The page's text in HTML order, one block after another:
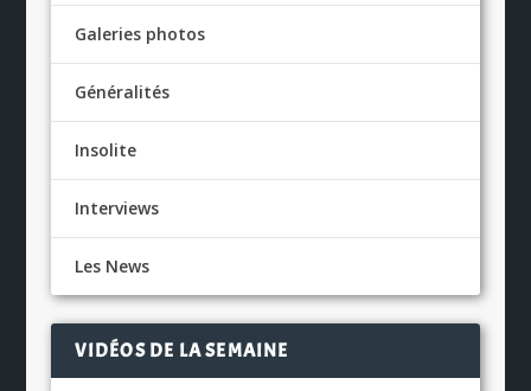
Galeries photos
Généralités
Insolite
Interviews
Les News
VIDÉOS DE LA SEMAINE